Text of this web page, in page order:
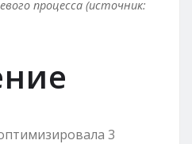
процесса (источник:
3